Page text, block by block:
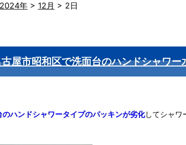
2024年 > 12月 > 2日
屋市昭和区で洗面台のハンドシャワー
のハンドシャワータイプのパッキンが劣化してシャワ